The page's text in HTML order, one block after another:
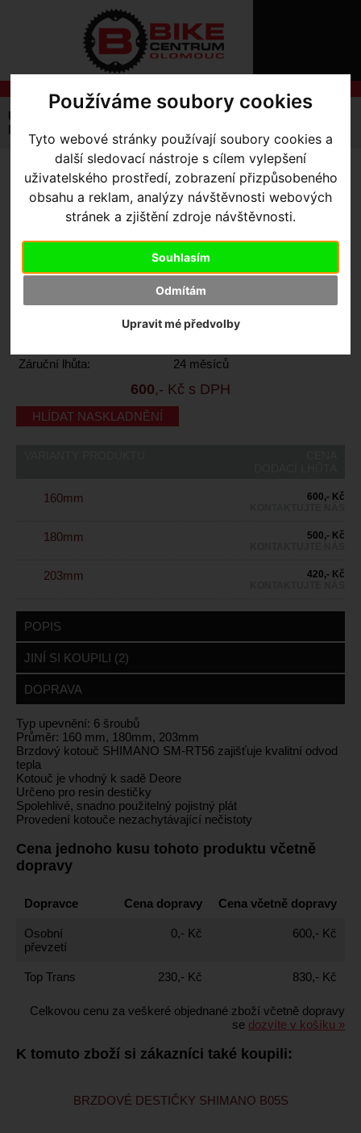
Používáme soubory cookies
Tyto webové stránky používají soubory cookies a
další sledovací nástroje s cílem vylepšení
uživatelského prostředí, zobrazení přizpůsobeného
obsahu a reklam, analýzy návštěvnosti webových
stránek a zjištění zdroje návštěvnosti.
Souhlasím
Odmítám
Upravit mé předvolby
NÁS
NÁKUPU
SLUŽBY
REGISTRACE
ZTRATILI
Úvodní strana Brzdy
Brzdový kotouč Shimano SM-RT56 Deore
BRZDOVÝ KOTOUČ
SHIMANO SM-RT56 DEORE
- 160mm
Shimano
Ne
Záruční lhůta:
24 měsíců
600,- Kč s DPH
HLÍDAT NASKLADNĚNÍ
160mm
600,- Kč
180mm
500,- Kč
203mm
420,- Kč
POPIS
JINÍ SI KOUPILI (2)
DOPRAVA
Typ upevnění: 6 šroubů
Průměr: 160 mm, 180mm, 203mm
Brzdový kotouč SHIMANO SM-RT56 zajišťuje kvalitní odvod
tepla
Kotouč je vhodný k sadě Deore
Určeno pro resin destičky
Spolehlivé, snadno použitelný pojistný plát
Provedení kotouče nezachytávající nečistoty
Cena jednoho kusu tohoto produktu včetně
dopravy
Dopravce Cena dopravy Cena včetně dopravy
Osobní
převzetí
0,- Kč 600,- Kč
Top Trans 230,- Kč 830,- Kč
Celkovou cenu za veškeré objednané zboží včetně dopravy
se dozvíte v košíku »
K tomuto zboží si zákazníci také koupili:
BRZDOVÉ DESTIČKY SHIMANO B05S